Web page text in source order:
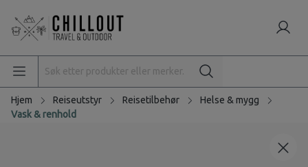
Hjem Reiseutstyr Reisetilbehør
Helse & mygg
Vask & renhold